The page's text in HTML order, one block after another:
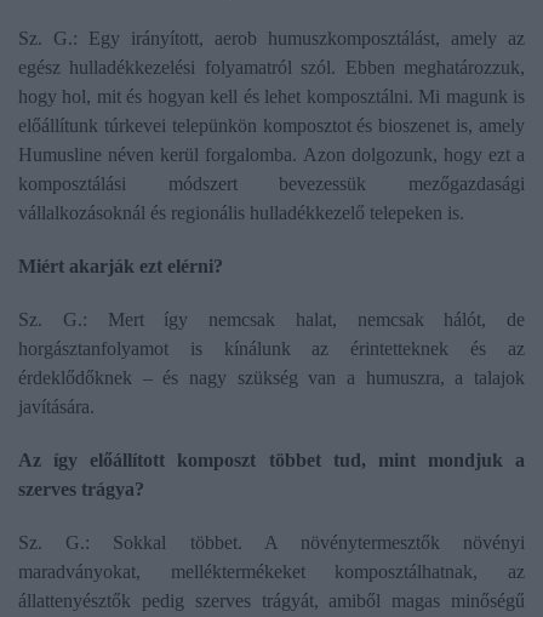
Sz. G.: Egy irányított, aerob humuszkomposztálást, amely az
egész hulladékkezelési folyamatról szól. Ebben meghatározzuk,
hogy hol, mit és hogyan kell és lehet komposztálni. Mi magunk is
előállítunk túrkevei telepünkön komposztot és bioszenet is, amely
Humusline néven kerül forgalomba. Azon dolgozunk, hogy ezt a
komposztálási módszert bevezessük mezőgazdasági
vállalkozásoknál és regionális hulladékkezelő telepeken is.
Miért akarják ezt elérni?
Sz. G.: Mert így nemcsak halat, nemcsak hálót, de
horgásztanfolyamot is kínálunk az érintetteknek és az
érdeklődőknek – és nagy szükség van a humuszra, a talajok
javítására.
Az így előállított komposzt többet tud, mint mondjuk a
szerves trágya?
Sz. G.: Sokkal többet. A növénytermesztők növényi
maradványokat, melléktermékeket komposztálhatnak, az
állattenyésztők pedig szerves trágyát, amiből magas minőségű